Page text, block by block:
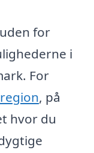
for
i
For
, på
hvor du